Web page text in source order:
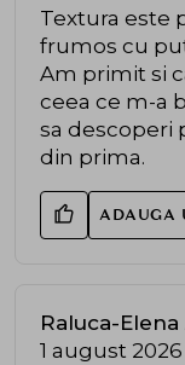
Textura este
frumos cu
Am primit si
ceea ce m-a
sa descoperi
din prima.
ADAUGA
Raluca-
1 august 2026